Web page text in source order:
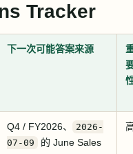
Tracker
下一次可能答案来源
Q4 / FY2026、
2026-
07-09
的 June Sales